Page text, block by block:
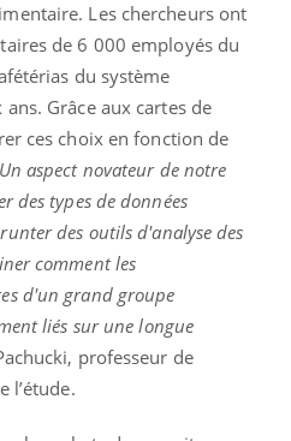
Les chercheurs ont
de 6 000 employés du
du système
Grâce aux cartes de
ces choix en fonction de
aspect novateur de notre
des types de données
des outils d'analyse des
comment les
d'un grand groupe
liés sur une longue
professeur de
l’étude.